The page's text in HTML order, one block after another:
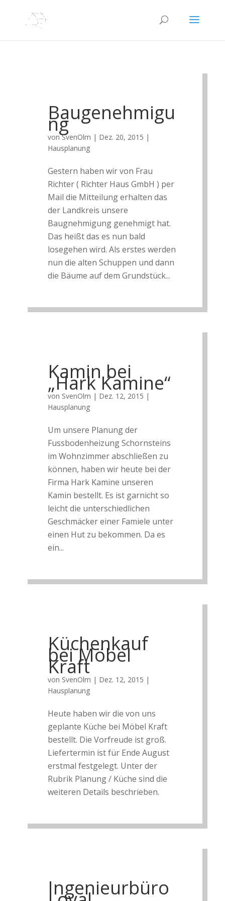
Baugenehmigu
ng
vonSvenOlm | Dez. 20, 2015 |
Hausplanung
Gestern haben wir von Frau
Richter ( Richter Haus GmbH ) per
Mail die Mitteilung erhalten das
der Landkreis unsere
Baugnehmigung genehmigt hat.
Das heißt das es nun bald
losegehen wird. Als erstes werden
nun die alten Schuppen und dann
die Bäume auf dem Grundstück...
Kamin bei
„Hark Kamine“
von SvenOlm | Dez. 12, 2015 |
Hausplanung
Um unsere Planung der
Fussbodenheizung Schornsteins
im Wohnzimmer abschließen zu
können, haben wir heute bei der
Firma Hark Kamine unseren
Kamin bestellt. Es ist garnicht so
leicht die unterschiedlichen
Geschmäcker einer Famiele unter
einen Hut zu bekommen. Da es
ein...
Küchenkauf
bei Möbel
Kraft
von SvenOlm | Dez. 12, 2015 |
Hausplanung
Heute haben wir die von uns
geplante Küche bei Möbel Kraft
bestellt. Die Vorfreude ist groß.
Liefertermin ist für Ende August
erstmal festgelegt. Unter der
Rubrik Planung / Küche sind die
weiteren Details beschrieben.
Ingenieurbüro